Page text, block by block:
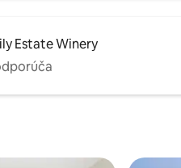
Estate Winery